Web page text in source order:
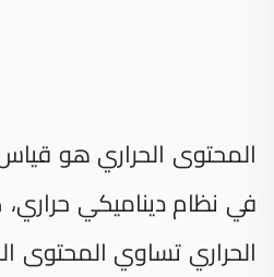
المحتوى الحراري هو
في نظام ديناميكي
الحراري تساوي المحتوى